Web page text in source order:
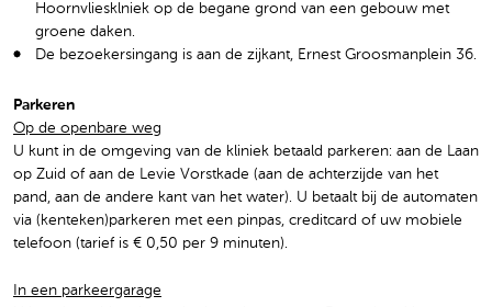
Hoornvliesklniek op de begane grond van een gebouw met
groene daken.
De bezoekersingang is aan de zijkant, Ernest Groosmanplein 36.
Parkeren
Op de openbare weg
U kunt in de omgeving van de kliniek betaald parkeren: aan de Laan
op Zuid of aan de Levie Vorstkade (aan de achterzijde van het
pand, aan de andere kant van het water). U betaalt bij de automaten
via (kenteken)parkeren met een pinpas, creditcard of uw mobiele
telefoon (tarief is € 0,50 per 9 minuten).
In een parkeergarage